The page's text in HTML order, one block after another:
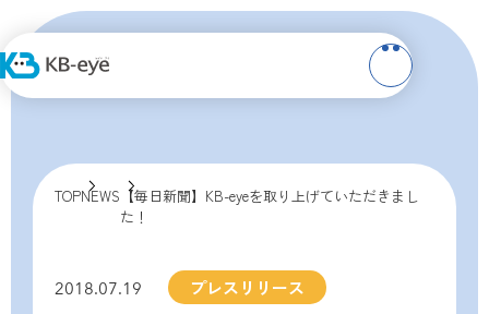
TOPNEWS 【毎日新聞】KB-eyeを取り上げていただきまし
た！
2018.07.19 プレスリリース